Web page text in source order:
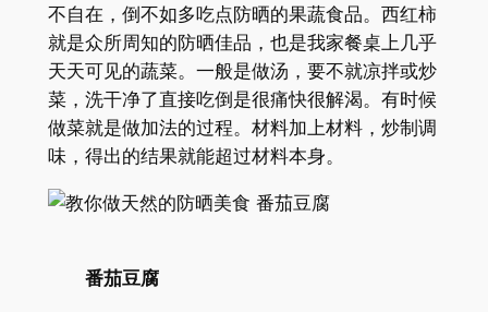
不自在，倒不如多吃点防晒的果蔬食品。西红柿
就是众所周知的防晒佳品，也是我家餐桌上几乎
天天可见的蔬菜。一般是做汤，要不就凉拌或炒
菜，洗干净了直接吃倒是很痛快很解渴。有时候
做菜就是做加法的过程。材料加上材料，炒制调
味，得出的结果就能超过材料本身。
番茄豆腐